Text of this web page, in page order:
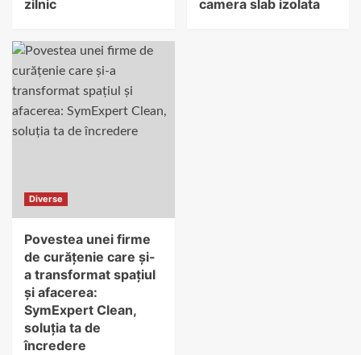
zilnic camera slab izolata
Diverse
Povestea unei firme
de curățenie care și-
a transformat spațiul
și afacerea:
SymExpert Clean,
soluția ta de
încredere